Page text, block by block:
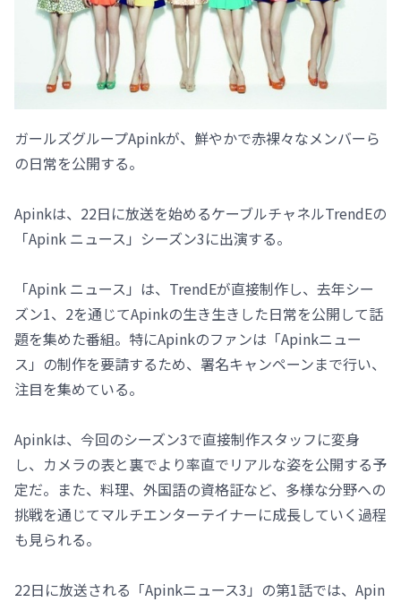
ガールズグループApinkが、鮮やかで赤裸々なメンバーら
の日常を公開する。
Apinkは、22日に放送を始めるケーブルチャネルTrendEの
「Apink ニュース」シーズン3に出演する。
「Apink ニュース」は、TrendEが直接制作し、去年シー
ズン1、2を通じてApinkの生き生きした日常を公開して話
題を集めた番組。特にApinkのファンは「Apinkニュー
ス」の制作を要請するため、署名キャンペーンまで行い、
注目を集めている。
Apinkは、今回のシーズン3で直接制作スタッフに変身
し、カメラの表と裏でより率直でリアルな姿を公開する予
定だ。また、料理、外国語の資格証など、多様な分野への
挑戦を通じてマルチエンターテイナーに成長していく過程
も見られる。
22日に放送される「Apinkニュース3」の第1話では、Apin